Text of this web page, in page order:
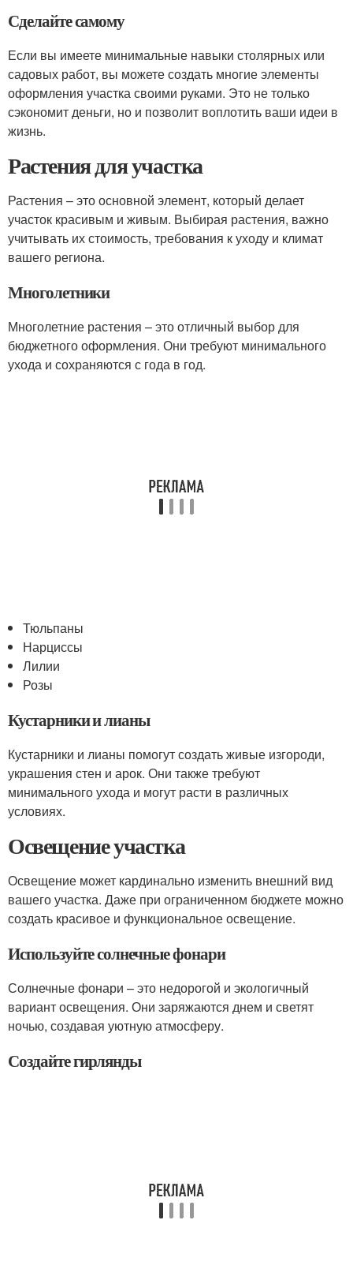
Сделайте самому
Если вы имеете минимальные навыки столярных или
садовых работ, вы можете создать многие элементы
оформления участка своими руками. Это не только
сэкономит деньги, но и позволит воплотить ваши идеи в
жизнь.
Растения для участка
Растения – это основной элемент, который делает
участок красивым и живым. Выбирая растения, важно
учитывать их стоимость, требования к уходу и климат
вашего региона.
Многолетники
Многолетние растения – это отличный выбор для
бюджетного оформления. Они требуют минимального
ухода и сохраняются с года в год.
Тюльпаны
Нарциссы
Лилии
Розы
Кустарники и лианы
Кустарники и лианы помогут создать живые изгороди,
украшения стен и арок. Они также требуют
минимального ухода и могут расти в различных
условиях.
Освещение участка
Освещение может кардинально изменить внешний вид
вашего участка. Даже при ограниченном бюджете можно
создать красивое и функциональное освещение.
Используйте солнечные фонари
Солнечные фонари – это недорогой и экологичный
вариант освещения. Они заряжаются днем и светят
ночью, создавая уютную атмосферу.
Создайте гирлянды